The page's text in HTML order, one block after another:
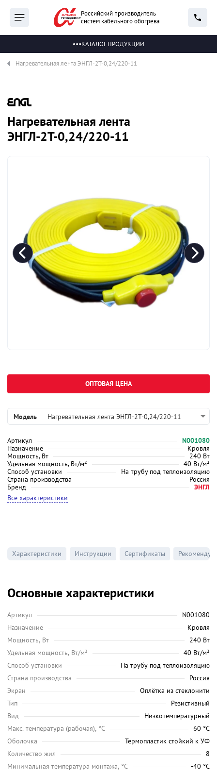
Российский производитель
систем кабельного обогрева
КАТАЛОГ ПРОДУКЦИИ
Нагревательная лента ЭНГЛ-2Т-0,24/220-11
Нагревательная лента
ЭНГЛ-2Т-0,24/220-11
Модель Нагревательная лента ЭНГЛ-2Т-0,24/220-11
Артикул
N001080
Назначение
Кровля
Мощность, Вт
240 Вт
Удельная мощность, Вт/м²
40 Вт/м²
Способ установки
На трубу под теплоизоляцию
Страна производства
Россия
Бренд
ЭНГЛ
Все характеристики
ОПТОВАЯ ЦЕНА
Характеристики Инструкции Сертификаты
Основные характеристики
Артикул
N001080
Назначение
Кровля
Мощность, Вт
240 Вт
Удельная мощность, Вт/м²
40 Вт/м²
Способ установки
На трубу под теплоизоляцию
Страна производства
Россия
Экран
Оплётка из стеклонити
Тип
Резистивный
Вид
Низкотемпературный
Maкс. температура (рабочая), °C
60 °C
Оболочка
Термопластик стойкий к УФ
Количество жил
8
Минимальная температура монтажа, °C
-40 °C